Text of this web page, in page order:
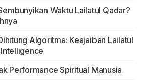
Waktu Lailatul Qadar?
Algoritma: Keajaiban Lailatul
Performance Spiritual Manusia